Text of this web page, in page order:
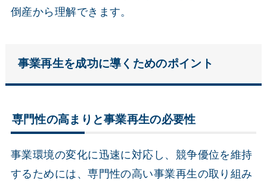
倒産から理解できます。
事業再生を成功に導くためのポイント
専門性の高まりと事業再生の必要性
事業環境の変化に迅速に対応し、競争優位を維持
するためには、専門性の高い事業再生の取り組み